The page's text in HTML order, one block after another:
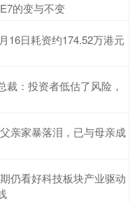
的变与不变
16日耗资约174.52万港元
裁：投资者低估了风险，
亲家暴落泪，已与母亲成
仍看好科技板块产业驱动